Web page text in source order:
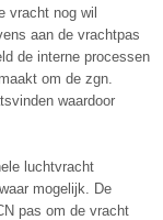
vracht nog wil
aan de vrachtpas
de interne processen
om de zgn.
waardoor
luchtvracht
mogelijk. De
pas om de vracht